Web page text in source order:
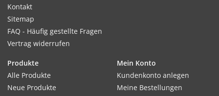
Ernte / Blüte:
Kulturdauer 30 Tage im Sommer, 50 Tage im Winter. Ernte
wie Schnittsalat als Rosette
Verwendung:
Kontakt
Sitemap
FAQ - Häufig gestellte Fragen
Vertrag widerrufen
Produkte
Alle Produkte
Neue Produkte
Mein Konto
Kundenkonto anlegen
Meine Bestellungen